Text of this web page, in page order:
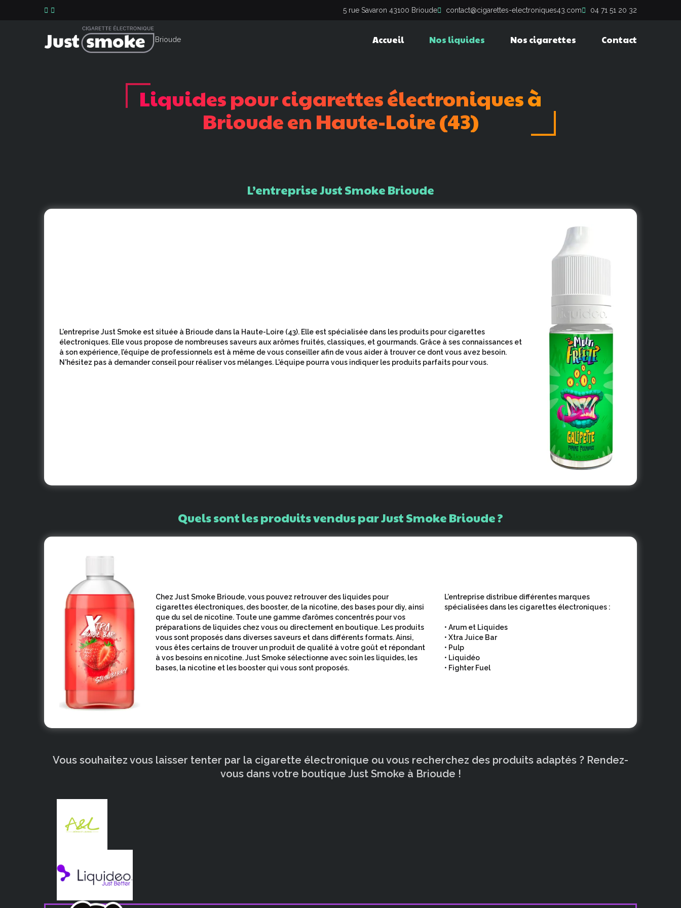
5 rue Savaron 43100 Brioude contact@cigarettes-electroniques43.com 04 71 51 20 32
Accueil Nos liquides Nos cigarettes Contact
Liquidespourcigarettesélectroniquesà
BrioudeenHaute-Loire(43)
L’entrepriseJustSmokeBrioude
L’entreprise Just Smoke est située à Brioude dans la Haute-Loire (43). Elle est spécialisée dans les produits pour cigarettes
électroniques. Elle vous propose de nombreuses saveurs aux arômes fruités, classiques, et gourmands. Grâce à ses connaissances et
à son expérience, l’équipe de professionnels est à même de vous conseiller afin de vous aider à trouver ce dont vous avez besoin.
N'hésitez pas à demander conseil pour réaliser vos mélanges. L'équipe pourra vous indiquer les produits parfaits pour vous.
QuelssontlesproduitsvendusparJustSmokeBrioude?
Chez Just Smoke Brioude, vous pouvez retrouver des liquides pour
cigarettes électroniques, des booster, de la nicotine, des bases pour diy, ainsi
que du sel de nicotine. Toute une gamme d’arômes concentrés pour vos
préparations de liquides chez vous ou directement en boutique. Les produits
vous sont proposés dans diverses saveurs et dans différents formats. Ainsi,
vous êtes certains de trouver un produit de qualité à votre goût et répondant
à vos besoins en nicotine. Just Smoke sélectionne avec soin les liquides, les
bases, la nicotine et les booster qui vous sont proposés.
L’entreprise distribue différentes marques
spécialisées dans les cigarettes électroniques :
• Arum et Liquides
• Xtra Juice Bar
• Pulp
• Liquidéo
• Fighter Fuel
Vous souhaitez vous laisser tenter par la cigarette électronique ou vous recherchez des produits adaptés ? Rendez-
vous dans votre boutique Just Smoke à Brioude !